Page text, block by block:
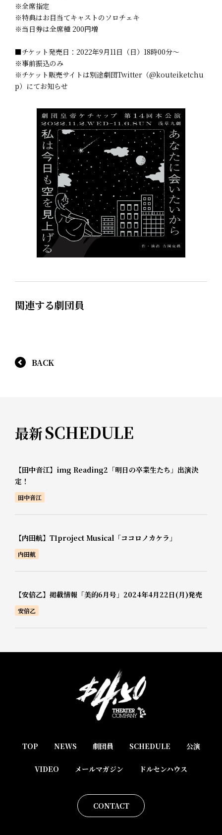
※全席指定
※特典はお目当てキャストのソロチェキ
※当日券は全席種 200円増
■チケット発売日：2022年9月11日（日）18時00分～
※事前振込のみ
※チケット販売サイトは別途劇団Twitter（@kouteiketchu
p）にてお知らせ
関連する劇団員
BACK
最新SCHEDULE
【田中音江】img Reading2「明日の卒業生たち」出演決
定！
田中音江
【内田航】T1project Musical「ココロノカケラ」
内田航
【安倍乙】掲載情報「美的6月号」2024年4月22日(月)発売
安倍乙
TOP NEWS 劇団員 SCHEDULE 公演
VIDEO メールマガジン ドルセンハウス
CONTACT